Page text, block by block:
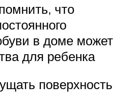
что
в доме может
для ребенка
поверхность